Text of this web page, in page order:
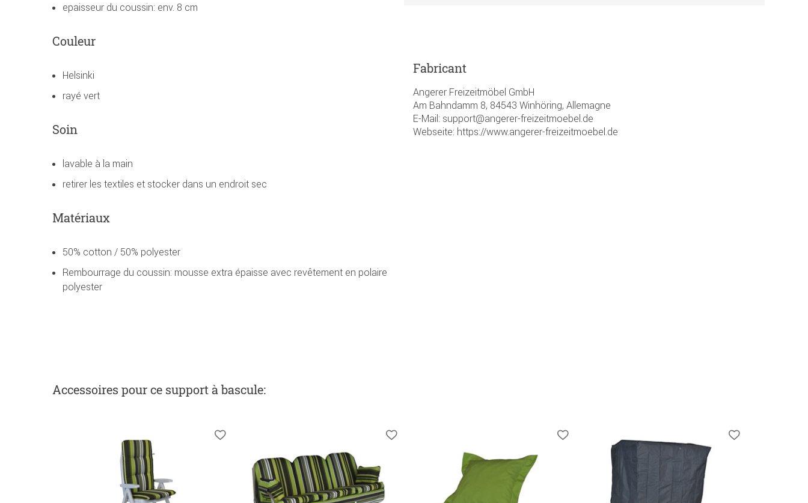
epaisseur du coussin: env. 8 cm
Couleur
Helsinki
rayé vert
Soin
lavable à la main
retirer les textiles et stocker dans un endroit sec
Matériaux
50% cotton / 50% polyester
Rembourrage du coussin: mousse extra épaisse avec revêtement en polaire
polyester
Fabricant
Angerer Freizeitmöbel GmbH
Am Bahndamm 8, 84543 Winhöring, Allemagne
E-Mail: support@angerer-freizeitmoebel.de
Webseite: https://www.angerer-freizeitmoebel.de
Accessoires pour ce support à bascule: